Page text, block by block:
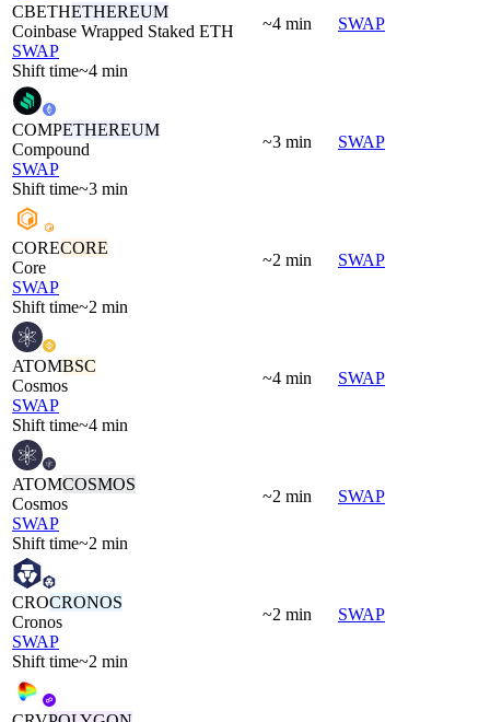
CBETHETHEREUM
Coinbase Wrapped Staked ETH
SWAP
Shift time~4 min
~4 min SWAP
COMPETHEREUM
Compound
SWAP
Shift time~3 min
~3 min SWAP
CORECORE
Core
SWAP
Shift time~2 min
~2 min SWAP
ATOMBSC
Cosmos
SWAP
Shift time~4 min
~4 min SWAP
ATOMCOSMOS
Cosmos
SWAP
Shift time~2 min
~2 min SWAP
CROCRONOS
Cronos
SWAP
Shift time~2 min
~2 min SWAP